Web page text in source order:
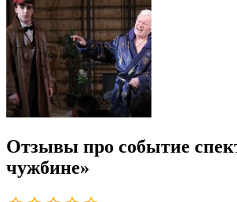
Отзывы про событие
чужбине»